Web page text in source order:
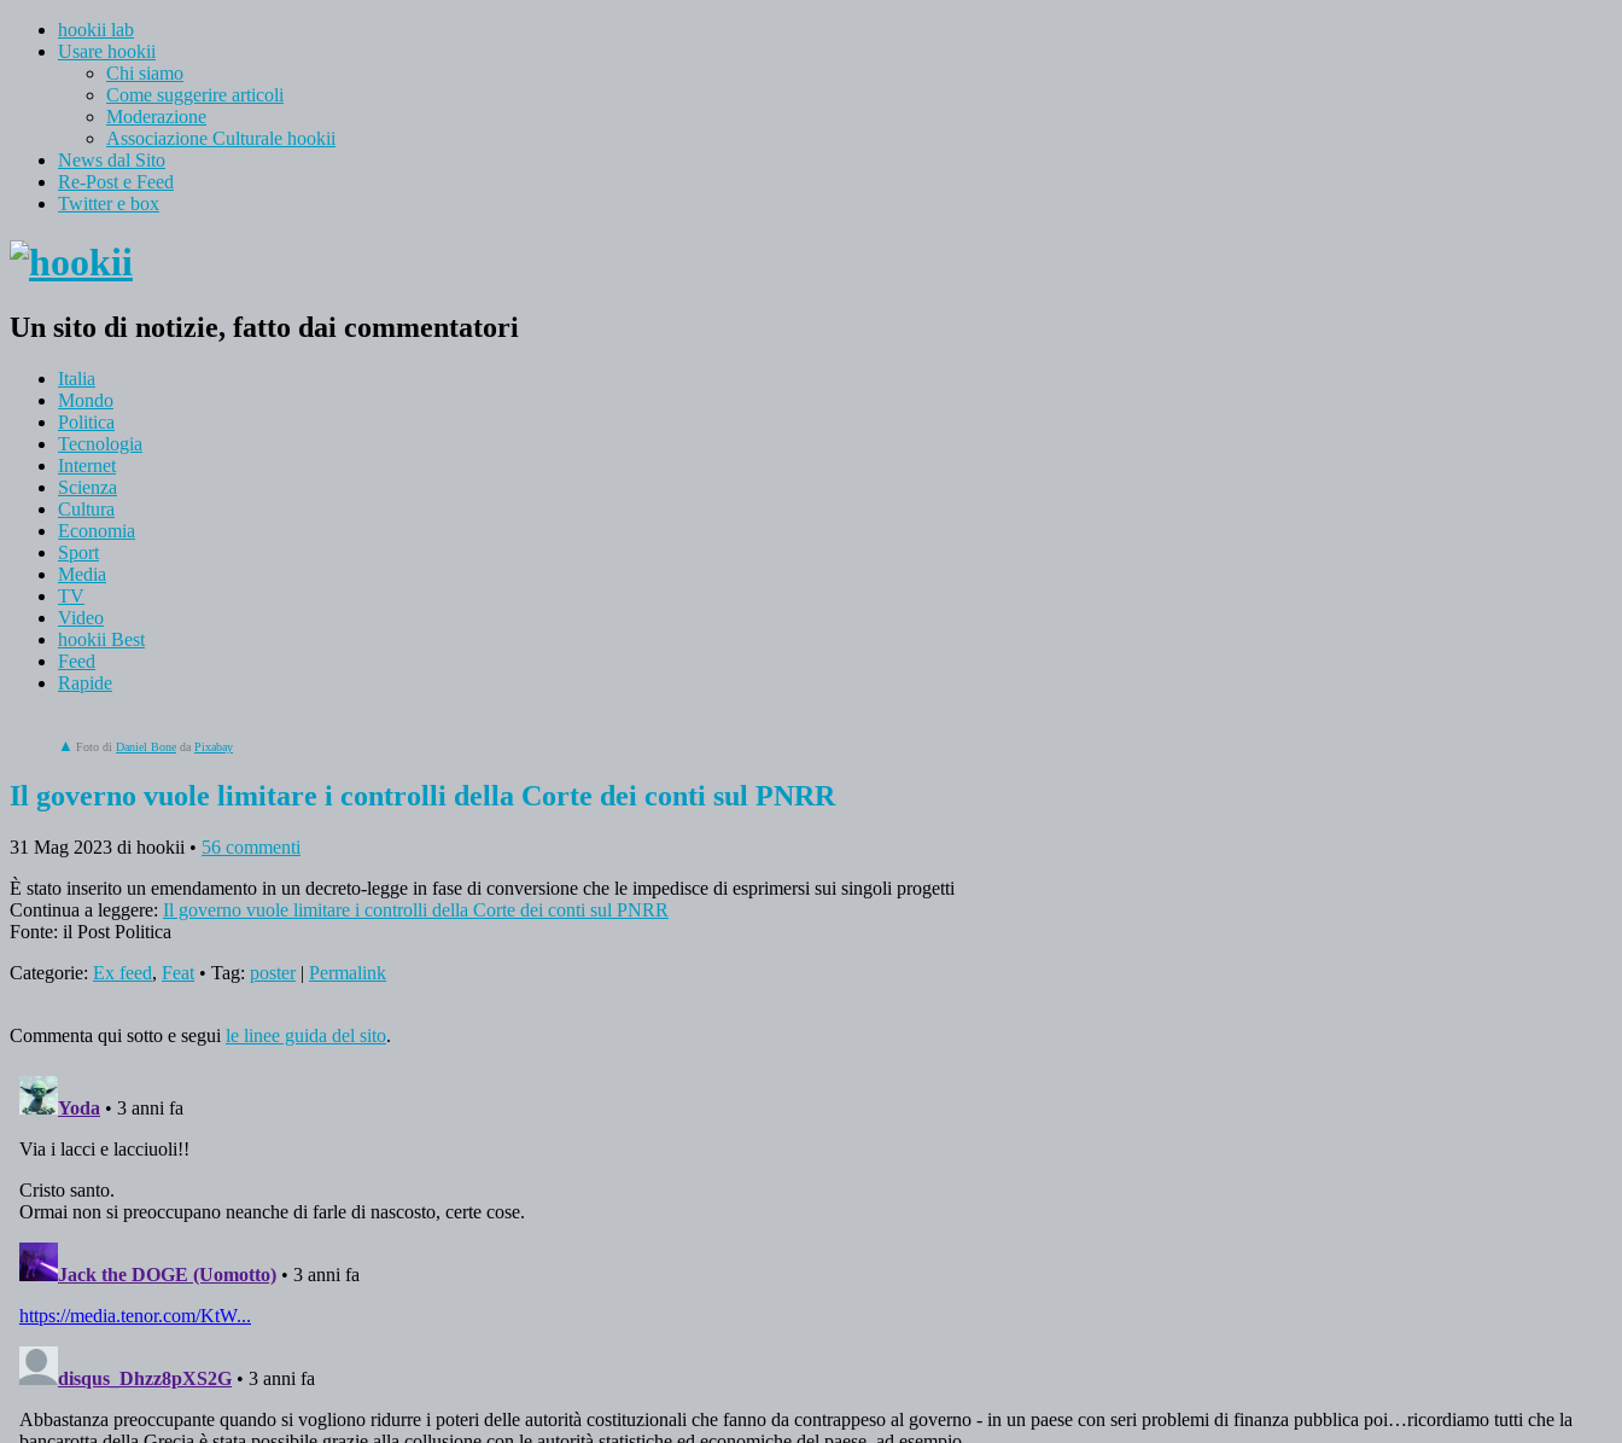
hookii lab
Usare hookii
Chi siamo
Come suggerire articoli
Moderazione
Associazione Culturale hookii
News dal Sito
Re-Post e Feed
Twitter e box
Un sito di notizie, fatto dai commentatori
Italia
Mondo
Politica
Tecnologia
Internet
Scienza
Cultura
Economia
Sport
Media
TV
Video
hookii Best
Feed
Rapide
Foto di Daniel Bone da Pixabay
Il governo vuole limitare i controlli della Corte dei conti sul PNRR
31 Mag 2023 di hookii • 56 commenti
È stato inserito un emendamento in un decreto-legge in fase di conversione che le impedisce di esprimersi sui singoli progetti
Continua a leggere: Il governo vuole limitare i controlli della Corte dei conti sul PNRR
Fonte: il Post Politica
Categorie: Ex feed, Feat • Tag: poster| Permalink
Commenta qui sotto e segui le linee guida del sito.